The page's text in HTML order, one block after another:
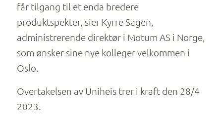
får tilgang til et enda bredere
produktspekter, sier Kyrre Sagen,
administrerende direktør i Motum AS i Norge,
som ønsker sine nye kolleger velkommen i
Oslo.
Overtakelsen av Uniheis trer i kraft den 28/4
2023.